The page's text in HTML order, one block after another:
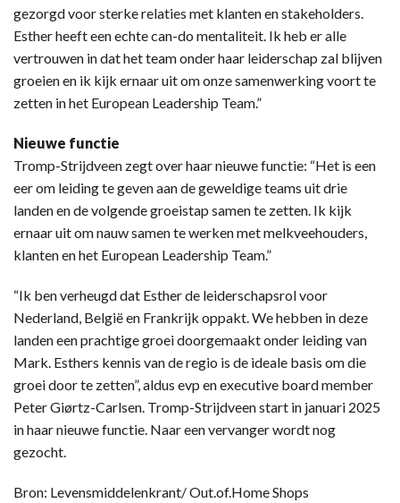
gezorgd voor sterke relaties met klanten en stakeholders.
Esther heeft een echte can-do mentaliteit. Ik heb er alle
vertrouwen in dat het team onder haar leiderschap zal blijven
groeien en ik kijk ernaar uit om onze samenwerking voort te
zetten in het European Leadership Team.”
Nieuwe functie
Tromp-Strijdveen zegt over haar nieuwe functie: “Het is een
eer om leiding te geven aan de geweldige teams uit drie
landen en de volgende groeistap samen te zetten. Ik kijk
ernaar uit om nauw samen te werken met melkveehouders,
klanten en het European Leadership Team.”
“Ik ben verheugd dat Esther de leiderschapsrol voor
Nederland, België en Frankrijk oppakt. We hebben in deze
landen een prachtige groei doorgemaakt onder leiding van
Mark. Esthers kennis van de regio is de ideale basis om die
groei door te zetten”, aldus evp en executive board member
Peter Giørtz-Carlsen. Tromp-Strijdveen start in januari 2025
in haar nieuwe functie. Naar een vervanger wordt nog
gezocht.
Bron: Levensmiddelenkrant/ Out.of.Home Shops